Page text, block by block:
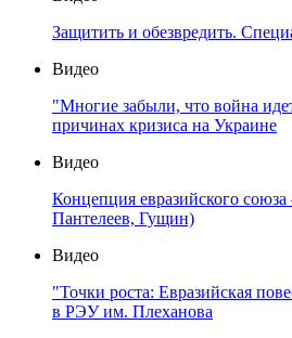
Защитить и обезвредить.
Видео
"Многие забыли, что война
причинах кризиса на Украине
Видео
Концепция евразийского союза
Пантелеев, Гущин)
Видео
"Точки роста: Евразийская
в РЭУ им. Плеханова